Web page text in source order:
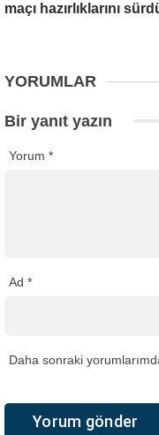
maçı hazırlıklarını
YORUMLAR
Bir yanıt yazın
Yorum *
Ad *
Daha sonraki